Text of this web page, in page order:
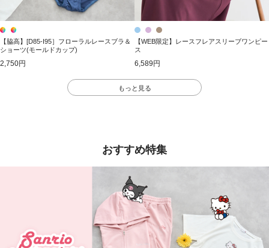
【脇高】[D85-I95］フローラルレースブラ＆
ショーツ(モールドカップ)
2,750円
【WEB限定】レースフレアスリーブワンピー
ス
6,589円
もっと見る
おすすめ特集